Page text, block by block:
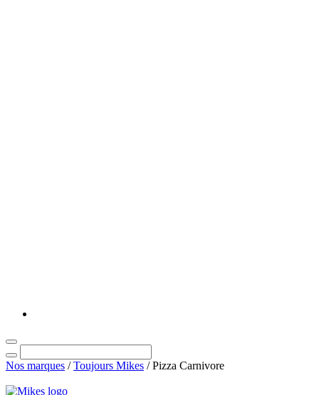
Nos marques /Toujours Mikes /Pizza Carnivore